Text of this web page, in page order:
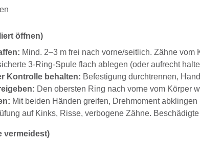
öffnen)
Mind. 2–3 m frei nach vorne/seitlich. Zähne vom
3-Ring-Spule flach ablegen (oder aufrecht
Kontrolle behalten: Befestigung durchtrennen,
Den obersten Ring nach vorne vom Körper
Mit beiden Händen greifen, Drehmoment
auf Kinks, Risse, verbogene Zähne.
vermeidest)